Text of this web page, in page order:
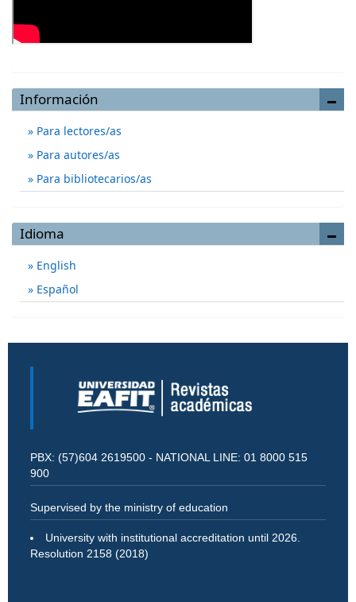
Información
Para lectores/as
Para autores/as
Para bibliotecarios/as
Idioma
English
Español
PBX: (57)604 2619500 - NATIONAL LINE: 01 8000 515
900
Supervised by the ministry of education
University with institutional accreditation until 2026.
Resolution 2158 (2018)